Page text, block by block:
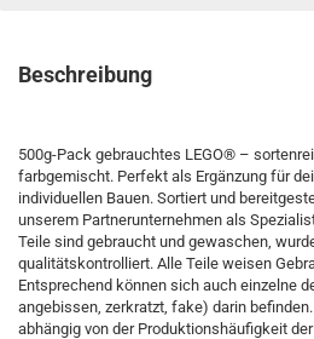
Beschreibung
500g-Pack gebrauchtes LEGO® –
farbgemischt. Perfekt als Ergänzung für
individuellen Bauen. Sortiert und
unserem Partnerunternehmen als
Teile sind gebraucht und gewaschen,
qualitätskontrolliert. Alle Teile weisen
Entsprechend können sich auch einzelne
angebissen, zerkratzt, fake) darin
abhängig von der Produktionshäufigkeit